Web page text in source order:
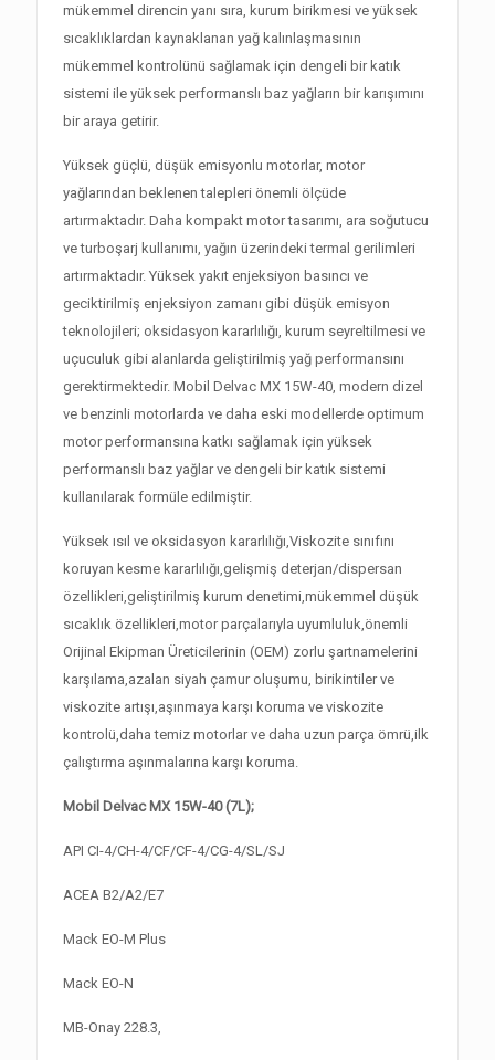
mükemmel direncin yanı sıra, kurum birikmesi ve yüksek
sıcaklıklardan kaynaklanan yağ kalınlaşmasının
mükemmel kontrolünü sağlamak için dengeli bir katık
sistemi ile yüksek performanslı baz yağların bir karışımını
bir araya getirir.
Yüksek güçlü, düşük emisyonlu motorlar, motor
yağlarından beklenen talepleri önemli ölçüde
artırmaktadır. Daha kompakt motor tasarımı, ara soğutucu
ve turboşarj kullanımı, yağın üzerindeki termal gerilimleri
artırmaktadır. Yüksek yakıt enjeksiyon basıncı ve
geciktirilmiş enjeksiyon zamanı gibi düşük emisyon
teknolojileri; oksidasyon kararlılığı, kurum seyreltilmesi ve
uçuculuk gibi alanlarda geliştirilmiş yağ performansını
gerektirmektedir. Mobil Delvac MX 15W-40, modern dizel
ve benzinli motorlarda ve daha eski modellerde optimum
motor performansına katkı sağlamak için yüksek
performanslı baz yağlar ve dengeli bir katık sistemi
kullanılarak formüle edilmiştir.
Yüksek ısıl ve oksidasyon kararlılığı,Viskozite sınıfını
koruyan kesme kararlılığı,gelişmiş deterjan/dispersan
özellikleri,geliştirilmiş kurum denetimi,mükemmel düşük
sıcaklık özellikleri,motor parçalarıyla uyumluluk,önemli
Orijinal Ekipman Üreticilerinin (OEM) zorlu şartnamelerini
karşılama,azalan siyah çamur oluşumu, birikintiler ve
viskozite artışı,aşınmaya karşı koruma ve viskozite
kontrolü,daha temiz motorlar ve daha uzun parça ömrü,ilk
çalıştırma aşınmalarına karşı koruma.
Mobil Delvac MX 15W-40 (7L);
API CI-4/CH-4/CF/CF-4/CG-4/SL/SJ
ACEA B2/A2/E7
Mack EO-M Plus
Mack EO-N
MB-Onay 228.3,